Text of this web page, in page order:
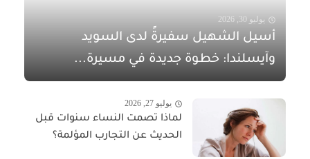
يوليو 30, 2026
أسيل الشهيل سفيرةً لدى السويد
وآيسلندا: خطوة جديدة في مسيرة...
يوليو 27, 2026
لماذا تصمت النساء سنوات قبل
الحديث عن التجارب المؤلمة؟